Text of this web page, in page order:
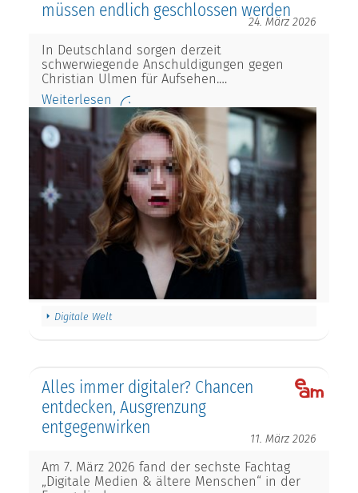
müssen endlich geschlossen werden
24. März 2026
In Deutschland sorgen derzeit
schwerwiegende Anschuldigungen gegen
Christian Ulmen für Aufsehen.…
Weiterlesen
Digitale Welt
Alles immer digitaler? Chancen
entdecken, Ausgrenzung
entgegenwirken
11. März 2026
Am 7. März 2026 fand der sechste Fachtag
„Digitale Medien & ältere Menschen“ in der